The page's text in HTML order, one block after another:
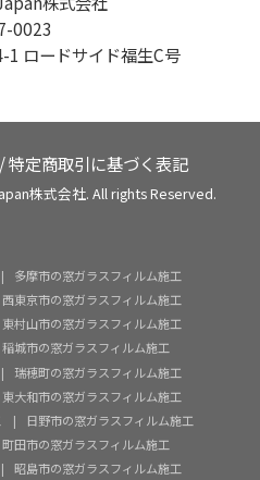
0023
ロードサイド福生C号
/特定商取引に基づく表記
株式会社. All rights Reserved.
多摩市の窓ガラスフィルム施工
西東京市の窓ガラスフィルム施工
東村山市の窓ガラスフィルム施工
稲城市の窓ガラスフィルム施工
瑞穂町の窓ガラスフィルム施工
東大和市の窓ガラスフィルム施工
日野市の窓ガラスフィルム施工
町田市の窓ガラスフィルム施工
昭島市の窓ガラスフィルム施工